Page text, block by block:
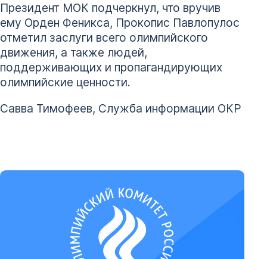
Президент МОК подчеркнул, что вручив
ему Орден Феникса, Прокопис Павлопулос
отметил заслуги всего олимпийского
движения, а также людей,
поддерживающих и пропагандирующих
олимпийские ценности.
Савва Тимофеев, Служба информации ОКР